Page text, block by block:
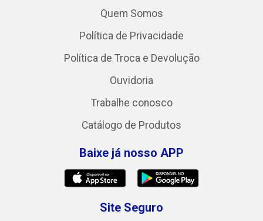
Quem Somos
Política de Privacidade
Política de Troca e Devolução
Ouvidoria
Trabalhe conosco
Catálogo de Produtos
Baixe já nosso APP
Site Seguro